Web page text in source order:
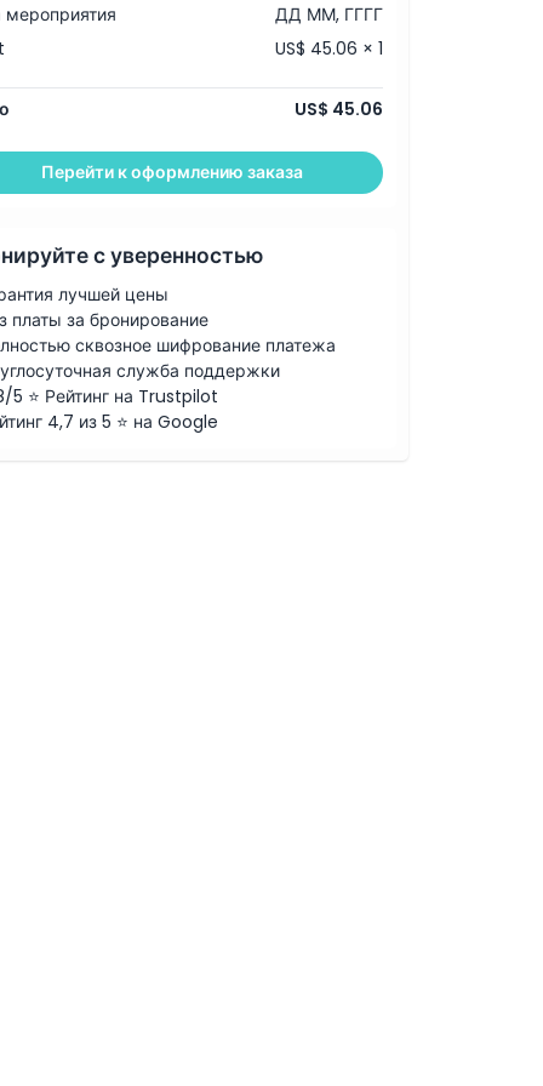
мероприятия
ДД ММ, ГГГГ
US$ 45.06 × 1
US$ 45.06
Перейти к оформлению заказа
с уверенностью
лучшей цены
платы за бронирование
сквозное шифрование платежа
служба поддержки
5 ⭐ Рейтинг на Trustpilot
4,7 из 5 ⭐ на Google